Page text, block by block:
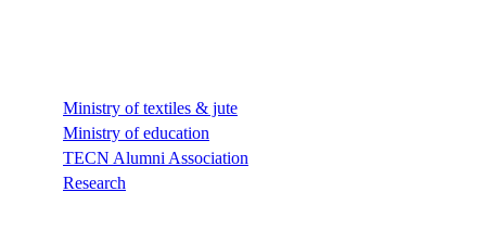
Ministry of textiles & jute
Ministry of education
TECN Alumni Association
Research